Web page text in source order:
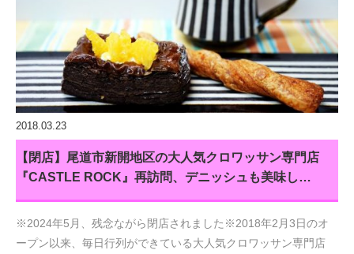
2018.03.23
【閉店】尾道市新開地区の大人気クロワッサン専門店
『CASTLE ROCK』再訪問、デニッシュも美味し…
※2024年5月、残念ながら閉店されました※2018年2月3日のオ
ープン以来、毎日行列ができている大人気クロワッサン専門店